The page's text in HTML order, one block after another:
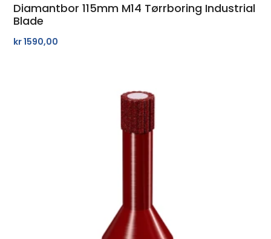
Diamantbor 115mm M14 Tørrboring Industrial
Blade
kr1590,00